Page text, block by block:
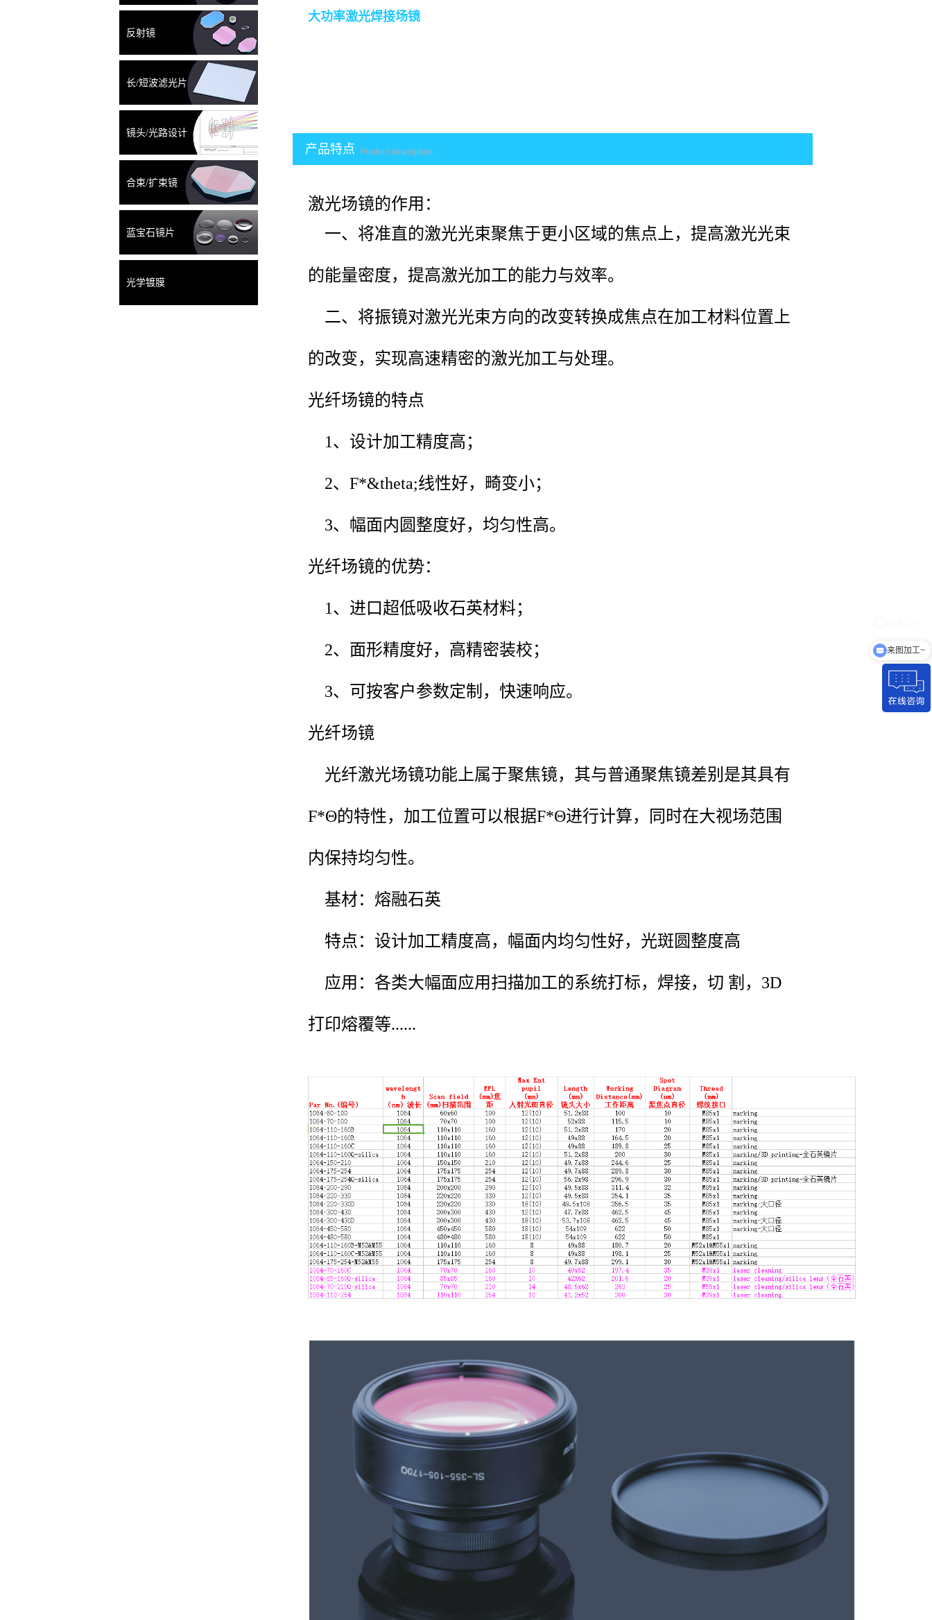
反射镜
长/短波滤光片
镜头/光路设计
合束/扩束镜
蓝宝石镜片
光学镀膜
大功率激光焊接场镜
Product description
产品特点
激光场镜的作用：
一、将准直的激光光束聚焦于更小区域的焦点上，提高激光光束
的能量密度，提高激光加工的能力与效率。
二、将振镜对激光光束方向的改变转换成焦点在加工材料位置上
的改变，实现高速精密的激光加工与处理。
光纤场镜的特点
1、设计加工精度高；
2、F*&theta;线性好，畸变小；
3、幅面内圆整度好，均匀性高。
光纤场镜的优势：
1、进口超低吸收石英材料；
2、面形精度好，高精密装校；
3、可按客户参数定制，快速响应。
光纤场镜
光纤激光场镜功能上属于聚焦镜，其与普通聚焦镜差别是其具有
F*Θ的特性，加工位置可以根据F*Θ进行计算，同时在大视场范围
内保持均匀性。
基材：熔融石英
特点：设计加工精度高，幅面内均匀性好，光斑圆整度高
应用：各类大幅面应用扫描加工的系统打标，焊接，切 割，3D
打印熔覆等......
来图加工~